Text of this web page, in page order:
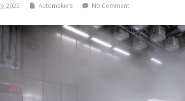
2025 Automakers No Comment